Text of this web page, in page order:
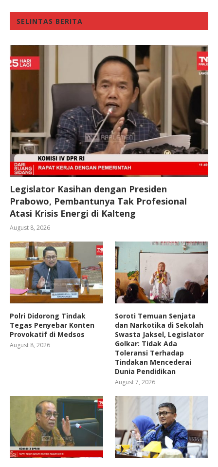
SELINTAS BERITA
Legislator Kasihan dengan Presiden
Prabowo, Pembantunya Tak Profesional
Atasi Krisis Energi di Kalteng
August 8, 2026
Polri Didorong Tindak
Tegas Penyebar Konten
Provokatif di Medsos
August 8, 2026
Soroti Temuan Senjata
dan Narkotika di Sekolah
Swasta Jaksel, Legislator
Golkar: Tidak Ada
Toleransi Terhadap
Tindakan Mencederai
Dunia Pendidikan
August 7, 2026